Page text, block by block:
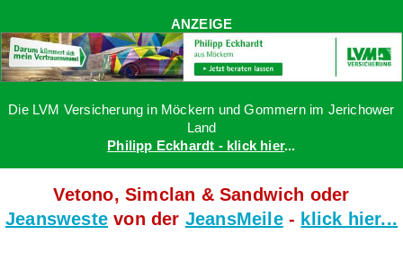
ANZEIGE
Die LVM Versicherung in Möckern und Gommern im Jerichower
Land
Philipp Eckhardt - klick hier...
Vetono, Simclan & Sandwich oder
Jeanswestevon der JeansMeile- klick hier...